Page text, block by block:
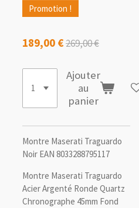
Promotion !
189,00 €269,00 €
Ajouter
au
panier
Montre Maserati Traguardo
Noir EAN 8033288795117
Montre Maserati Traguardo
Acier Argenté Ronde Quartz
Chronographe 45mm Fond